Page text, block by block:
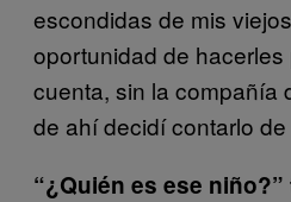
escondidas de mis
oportunidad de
cuenta, sin la compañía
de ahí decidí contarlo
“¿Quién es ese